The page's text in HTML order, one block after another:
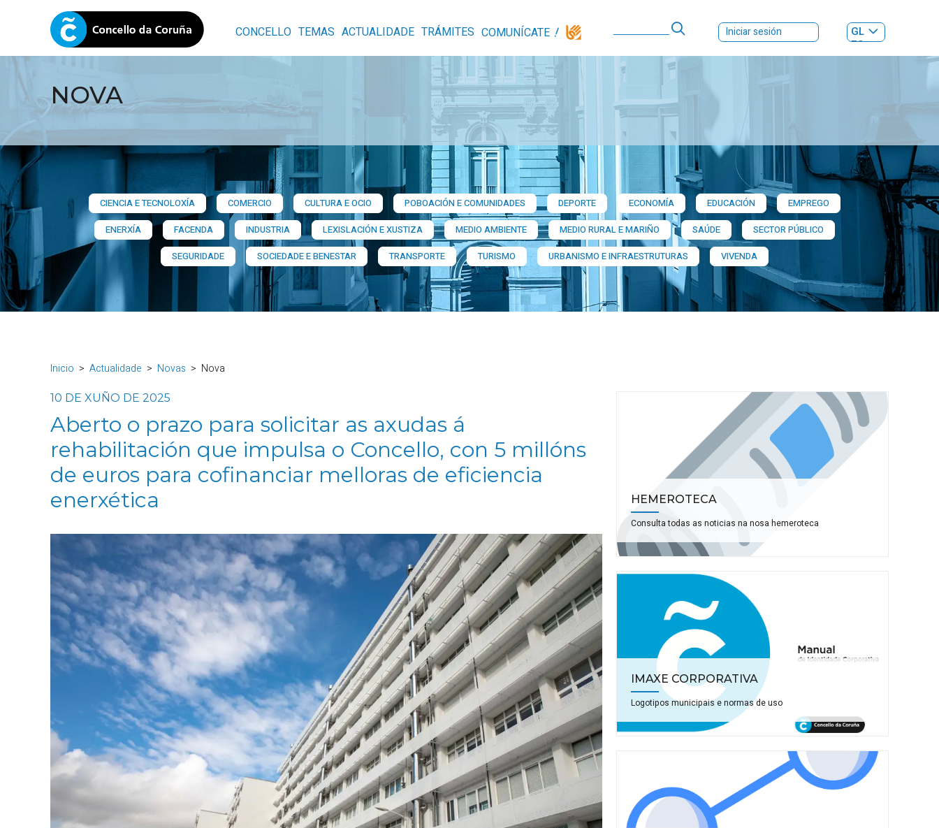
CONCELLO TEMAS ACTUALIDADE TRÁMITES COMUNÍCATE Iniciar sesión
GL
ES|
NOVA
CIENCIA E TECNOLOXÍA COMERCIO CULTURA E OCIO POBOACIÓN E COMUNIDADES DEPORTE ECONOMÍA EDUCACIÓN
EMPREGO
ENERXÍA
FACENDA INDUSTRIA LEXISLACIÓN E XUSTIZA MEDIO AMBIENTE MEDIO RURAL E MARIÑO SAÚDE
SECTOR PÚBLICO
SEGURIDADE
SOCIEDADE E BENESTAR TRANSPORTE TURISMO URBANISMO E INFRAESTRUTURAS VIVENDA
Inicio Actualidade Novas Nova
10 DE XUÑO DE 2025
Aberto o prazo para solicitar as axudas á
rehabilitación que impulsa o Concello, con 5 millóns
de euros para cofinanciar melloras de eficiencia
enerxética
HEMEROTECA
Consulta todas as noticias na nosa hemeroteca
IMAXE CORPORATIVA
Logotipos municipais e normas de uso